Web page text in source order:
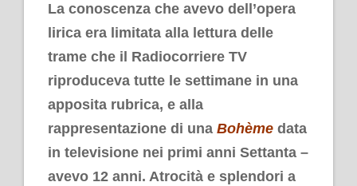
La conoscenza che avevo dell’opera
lirica era limitata alla lettura delle
trame che il Radiocorriere TV
riproduceva tutte le settimane in una
apposita rubrica, e alla
rappresentazione di una Bohème data
in televisione nei primi anni Settanta –
avevo 12 anni. Atrocità e splendori a